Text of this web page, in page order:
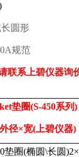
圆形
规范
联系上碧仪器询
垫圈(S-450系列)
径×宽( 上碧仪器)
垫圈(椭圆\长圆)2×